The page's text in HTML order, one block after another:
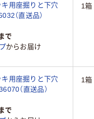
用座掘りと下穴
（直送品）
で
からお届け
1箱
用座掘りと下穴
（直送品）
で
1箱